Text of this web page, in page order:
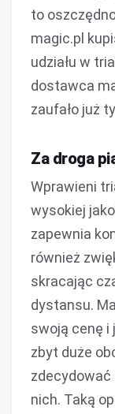
to
magic.pl
udziału w
dostawca
zaufało już
Za droga
Wprawieni
wysokiej
zapewnia
również
skracając
dystansu.
swoją cenę i
zbyt duże
zdecydować
nich. Taką